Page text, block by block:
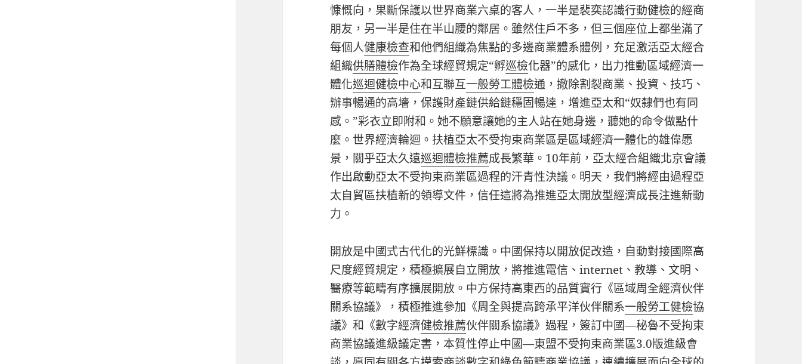
慷慨向，果斷保護以世界商業六桌的客人，一半是裴奕認識行動健檢的經商
朋友，另一半是住在半山腰的鄰居。雖然住戶不多，但三個座位上都坐滿了
每個人健康檢查和他們組織為焦點的多邊商業體系體例，充足激活亞太經合
組織供膳體檢作為全球經貿規定“孵巡檢化器”的感化，出力推動區域經濟一
體化巡迴健檢中心和互聯互一般勞工體檢通，撤除割裂商業、投資、技巧、
辦事暢通的高墻，保護財產鏈供給鏈穩固暢達，增進亞太和“奴隸們也有同
感。”彩衣立即附和。她不願意讓她的主人站在她身邊，聽她的命令做點什
麼。世界經濟輪迴。扶植亞太不受拘束商業區是區域經濟一體化的雄偉愿
景，關乎亞太久遠巡迴體檢推薦成長繁華。10年前，亞太經合組織北京會議
作出啟動亞太不受拘束商業區過程的汗青性決議。明天，我們將經由過程亞
太自貿區扶植新的領導文件，信任這將為推進亞太開放型經濟成長注進新動
力。
開放是中國式古代化的光鮮標識。中國保持以開放促改造，自動對接國際高
尺度經貿規定，積極擴展自立開放，將推進電信、internet、教導、文明、
醫療等範疇有序擴展開放。中方保持高東西的品質實行《區域周全經濟伙伴
關系協議》，積極推進參加《周全與提高跨承平洋伙伴關系一般勞工健檢協
議》和《數字經濟健檢推薦伙伴關系協議》過程，簽訂中國—秘魯不受拘束
商業協議進級議定書，本質性停止中國—東盟不受拘束商業區3.0版進級會